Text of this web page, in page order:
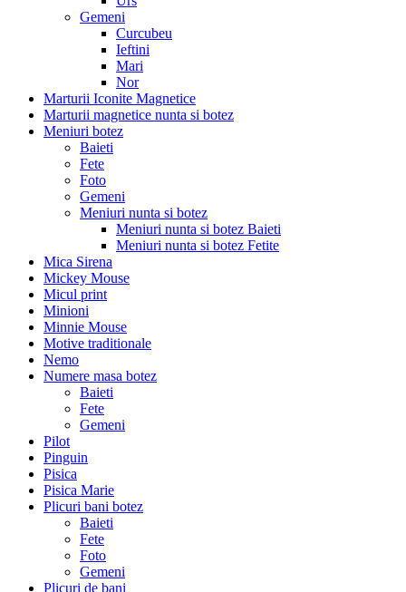
Gemeni
Curcubeu
Ieftini
Mari
Nor
Marturii Iconite Magnetice
Marturii magnetice nunta si botez
Meniuri botez
Baieti
Fete
Foto
Gemeni
Meniuri nunta si botez
Meniuri nunta si botez Baieti
Meniuri nunta si botez Fetite
Mica Sirena
Mickey Mouse
Micul print
Minioni
Minnie Mouse
Motive traditionale
Nemo
Numere masa botez
Baieti
Fete
Gemeni
Pilot
Pinguin
Pisica
Pisica Marie
Plicuri bani botez
Baieti
Fete
Foto
Gemeni
Plicuri de bani